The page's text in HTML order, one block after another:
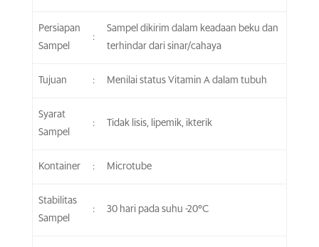
Persiapan
Sampel
:
Sampel dikirim dalam keadaan beku dan
terhindar dari sinar/cahaya
Tujuan : Menilai status Vitamin A dalam tubuh
Syarat
Sampel
: Tidak lisis, lipemik, ikterik
Kontainer : Microtube
Stabilitas
Sampel
: 30 hari pada suhu -20°C